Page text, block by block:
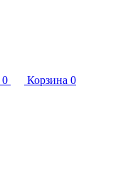
0 Корзина 0